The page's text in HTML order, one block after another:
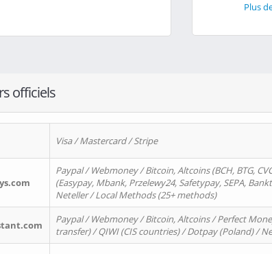
Plus
officiels
Visa / Mastercard / Stripe
Paypal / Webmoney / Bitcoin, Altcoins (BCH, BTG,
(Easypay, Mbank, Przelewy24, Safetypay, SEPA,
Neteller / Local Methods (25+ methods)
Paypal / Webmoney / Bitcoin, Altcoins / Perfect
transfer) / QIWI (CIS countries) / Dotpay (Poland) /